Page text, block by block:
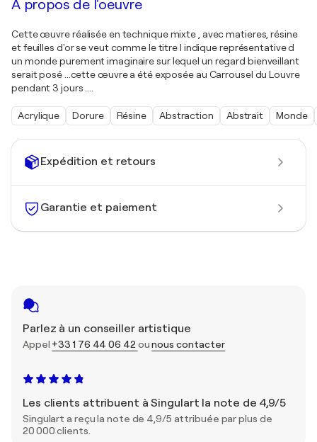
Expédition et retours
Garantie et paiement
Parlez à un conseiller artistique
Appel +33 1 76 44 06 42 ounous contacter
Les clients attribuent à Singulart la note de 4,9/5
Singulart a reçu la note de 4,9/5 attribuée par plus de
20 000 clients.
À propos de l'oeuvre
Cette œuvre réalisée en technique mixte , avec matieres, résine
et feuilles d'or se veut comme le titre l indique représentative d
un monde purement imaginaire sur lequel un regard bienveillant
serait posé ...cette œuvre a été exposée au Carrousel du Louvre
pendant 3 jours ....
Acrylique Dorure Résine Abstraction Abstrait Monde